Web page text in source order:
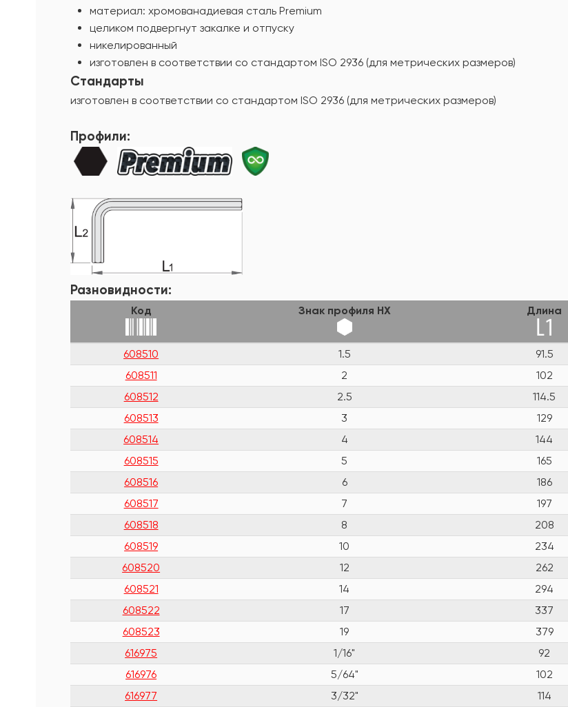
материал: хромованадиевая сталь Premium
целиком подвергнут закалке и отпуску
никелированный
изготовлен в соответствии со стандартом ISO 2936 (для метрических размеров)
Стандарты
изготовлен в соответствии со стандартом ISO 2936 (для метрических размеров)
Профили:
Разновидности:
Код Знак профиля HX Длина
608510 1.5 91.5
608511
2 102
608512
2.5 114.5
608513
3 129
608514
4 144
608515
5 165
608516
6 186
608517
7 197
608518
8 208
608519
10 234
608520
12 262
608521
14 294
608522
17 337
608523
19 379
616975
1/16" 92
616976
5/64" 102
616977
3/32" 114